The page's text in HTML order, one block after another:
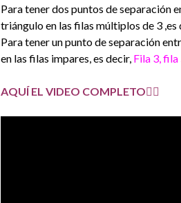
Para tener dos puntos de separación
triángulo en las filas múltiplos de 3 ,es
Para tener un punto de separación
en las filas impares, es decir, Fila 3,
AQUÍ EL VIDEO COMPLETO👇🏽